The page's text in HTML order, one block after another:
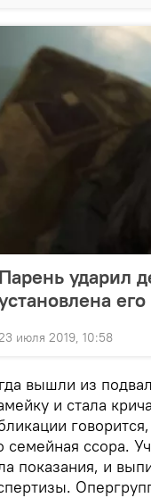
Парень ударил
июля 2019, 10:58
вышли из
и стала
семейная ссора.
показания, и